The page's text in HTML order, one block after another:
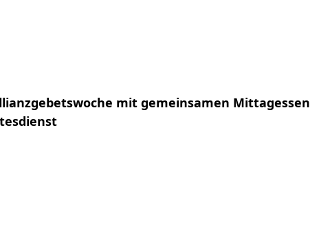
mit gemeinsamen Mittagessen